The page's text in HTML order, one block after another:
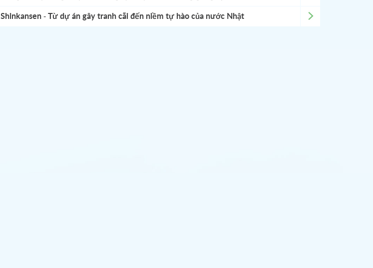
Shinkansen - Từ dự án gây tranh cãi đến niềm tự hào của nước Nhật